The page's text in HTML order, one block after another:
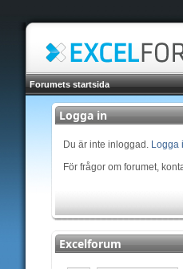
Forumets startsida
Logga in
Du är inte inloggad. Logga
För frågor om forumet,
Excelforum